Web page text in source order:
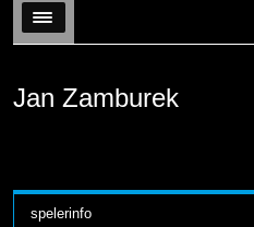
Menu
Jan Zamburek
spelerinfo